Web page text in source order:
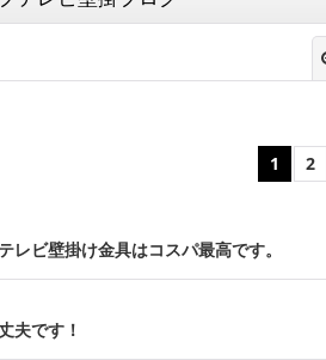
1 2
ビ壁掛け金具はコスパ最高です。
夫です！